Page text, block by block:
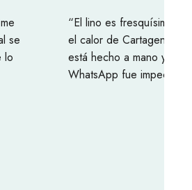
El lino es fresquísimo,
el calor de Cartagena. Se
está hecho a mano y la
WhatsApp fue impecable.